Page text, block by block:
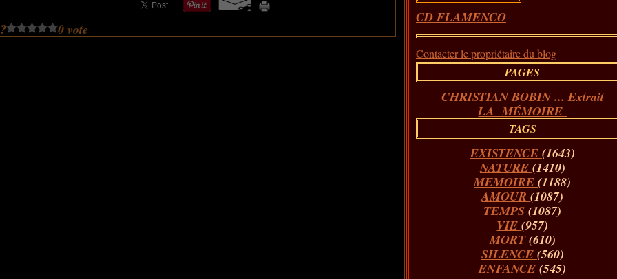
0 vote
CD FLAMENCO
Contacter le propriétaire du blog
PAGES
CHRISTIAN BOBIN ... Extrait
LA MÉMOIRE
TAGS
EXISTENCE (1643)
NATURE (1410)
MEMOIRE(1188)
AMOUR(1087)
TEMPS(1087)
VIE(957)
MORT(610)
SILENCE (560)
ENFANCE(545)